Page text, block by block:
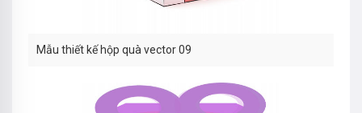
Mẫu thiết kế hộp quà vector 09